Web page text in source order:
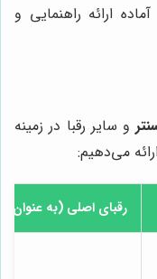
ارائه راهنمایی و
و سایر رقبا در زمینه
می‌دهیم:
رقبای اصلی (به عنوان